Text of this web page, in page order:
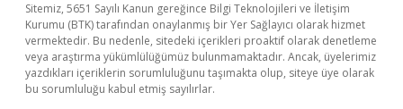
Sitemiz, 5651 Sayılı Kanun gereğince Bilgi Teknolojileri ve İletişim
Kurumu (BTK) tarafından onaylanmış bir Yer Sağlayıcı olarak hizmet
vermektedir. Bu nedenle, sitedeki içerikleri proaktif olarak denetleme
veya araştırma yükümlülüğümüz bulunmamaktadır. Ancak, üyelerimiz
yazdıkları içeriklerin sorumluluğunu taşımakta olup, siteye üye olarak
bu sorumluluğu kabul etmiş sayılırlar.